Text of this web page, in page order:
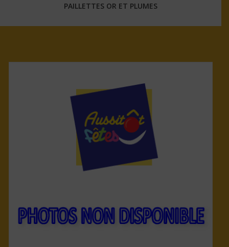
PAILLETTES OR ET PLUMES